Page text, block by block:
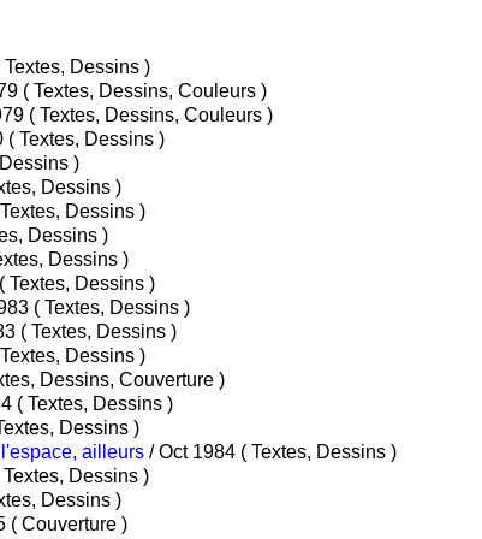
/ Mar 1979 ( Textes, Dessins )
/ Juin 1979 ( Textes, Dessins, Couleurs )
/ Sep 1979 ( Textes, Dessins, Couleurs )
/ Mar 1980 ( Textes, Dessins )
Dessins )
( Textes, Dessins )
/ Juil 1981 ( Textes, Dessins )
( Textes, Dessins )
1982 ( Textes, Dessins )
/ Oct 1982 ( Textes, Dessins )
/ Jan 1983 ( Textes, Dessins )
/ Juil 1983 ( Textes, Dessins )
/ Oct 1983 ( Textes, Dessins )
1984 ( Textes, Dessins, Couverture )
/ Avr 1984 ( Textes, Dessins )
1984 ( Textes, Dessins )
ailleurs
/ Oct 1984 ( Textes, Dessins )
/ Jan 1985 ( Textes, Dessins )
( Textes, Dessins )
/ Juil 1985 ( Couverture )